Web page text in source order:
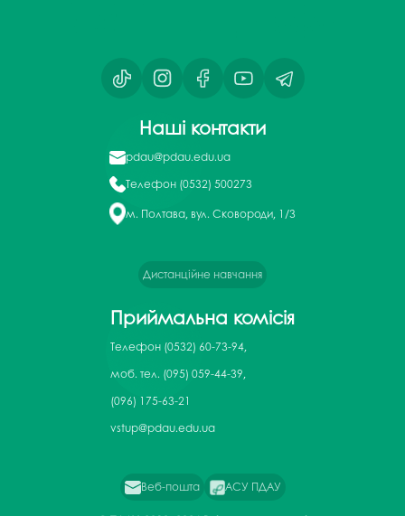
Наші контакти
pdau@pdau.edu.ua
Телефон (0532) 500273
м. Полтава, вул. Сковороди, 1/3
Дистанційне навчання
Приймальна комісія
Телефон (0532) 60-73-94,
моб. тел. (095) 059-44-39,
(096) 175-63-21
vstup@pdau.edu.ua
Веб-пошта АСУ ПДАУ